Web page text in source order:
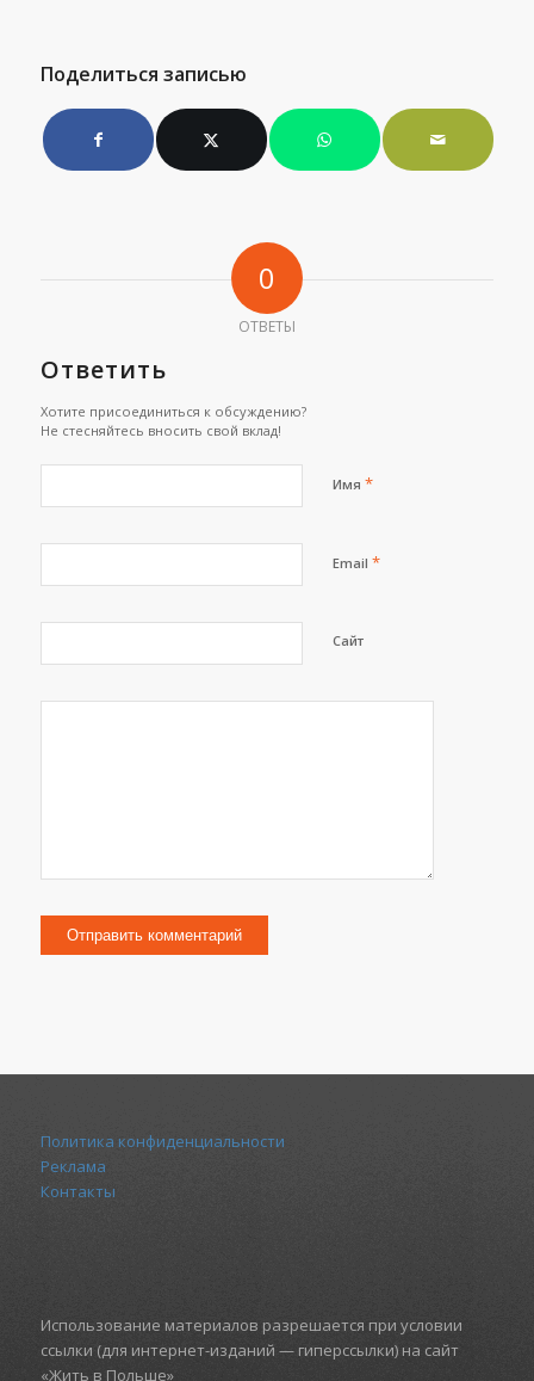
Поделиться записью
0
ОТВЕТЫ
Ответить
Хотите присоединиться к обсуждению?
Не стесняйтесь вносить свой вклад!
Имя *
Email *
Сайт
Политика конфиденциальности
Реклама
Контакты
Использование материалов разрешается при условии
ссылки (для интернет-изданий — гиперссылки) на сайт
«Жить в Польше»